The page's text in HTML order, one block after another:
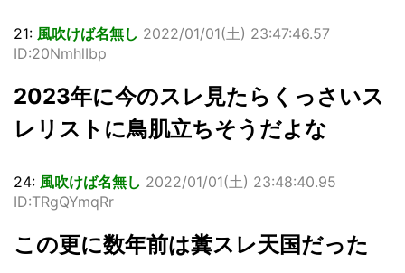
21: 風吹けば名無し 2022/01/01(土) 23:47:46.57
ID:20NmhlIbp
2023年に今のスレ見たらくっさいス
レリストに鳥肌立ちそうだよな
24: 風吹けば名無し 2022/01/01(土) 23:48:40.95
ID:TRgQYmqRr
この更に数年前は糞スレ天国だった